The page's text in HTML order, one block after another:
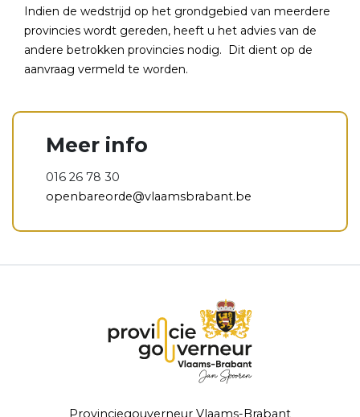
Indien de wedstrijd op het grondgebied van meerdere
provincies wordt gereden, heeft u het advies van de
andere betrokken provincies nodig. Dit dient op de
aanvraag vermeld te worden.
Meer info
016 26 78 30
openbareorde@vlaamsbrabant.be
Provinciegouverneur Vlaams-Brabant